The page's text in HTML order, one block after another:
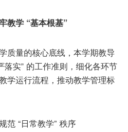
教学 “基本根基”
质量的核心底线，本学期教导
落实” 的工作准则，细化各环节
学运行流程，推动教学管理标
范 “日常教学” 秩序